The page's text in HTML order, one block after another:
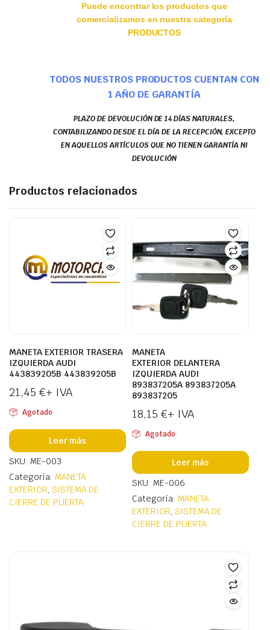
Puede encontrar los productos que
comercializamos en nuestra categoría
PRODUCTOS
TODOS NUESTROS PRODUCTOS CUENTAN CON
1 AÑO DE GARANTÍA
PLAZO DE DEVOLUCIÓN DE 14 DÍAS NATURALES,
CONTABILIZANDO DESDE EL DÍA DE LA RECEPCIÓN, EXCEPTO
EN AQUELLOS ARTÍCULOS QUE NO TIENEN GARANTÍA NI
DEVOLUCIÓN
Productos relacionados
MANETA EXTERIOR TRASERA
IZQUIERDA AUDI
443839205B 443839205B
21,45 €+ IVA
Agotado
Leer más
SKU: ME-003
Categoría: MANETA
EXTERIOR, SISTEMA DE
CIERRE DE PUERTA
MANETA
EXTERIOR DELANTERA
IZQUIERDA AUDI
893837205A 893837205A
893837205
18,15 €+ IVA
Agotado
Leer más
SKU: ME-006
Categoría: MANETA
EXTERIOR, SISTEMA DE
CIERRE DE PUERTA